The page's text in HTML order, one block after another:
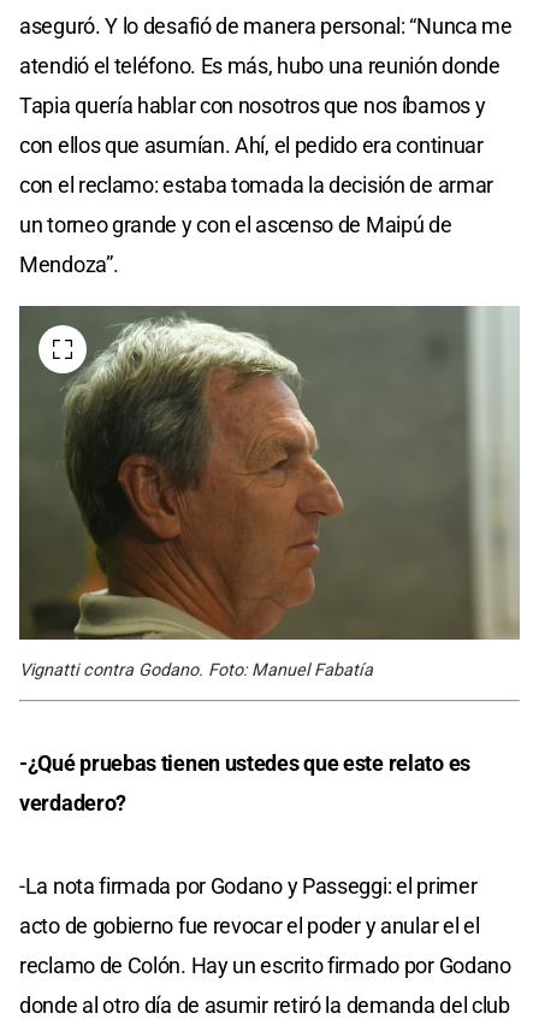
aseguró. Y lo desafió de manera personal: “Nunca me
atendió el teléfono. Es más, hubo una reunión donde
Tapia quería hablar con nosotros que nos íbamos y
con ellos que asumían. Ahí, el pedido era continuar
con el reclamo: estaba tomada la decisión de armar
un torneo grande y con el ascenso de Maipú de
Mendoza”.
Vignatti contra Godano. Foto: Manuel Fabatía
-¿Qué pruebas tienen ustedes que este relato es
verdadero?
-La nota firmada por Godano y Passeggi: el primer
acto de gobierno fue revocar el poder y anular el el
reclamo de Colón. Hay un escrito firmado por Godano
donde al otro día de asumir retiró la demanda del club